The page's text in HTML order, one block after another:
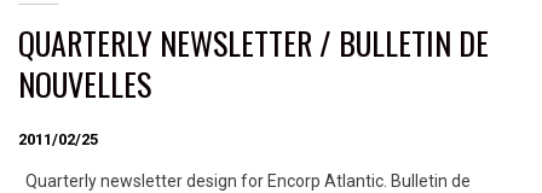
QUARTERLY NEWSLETTER / BULLETIN DE
NOUVELLES
2011/02/25
Quarterly newsletter design for Encorp Atlantic. Bulletin de